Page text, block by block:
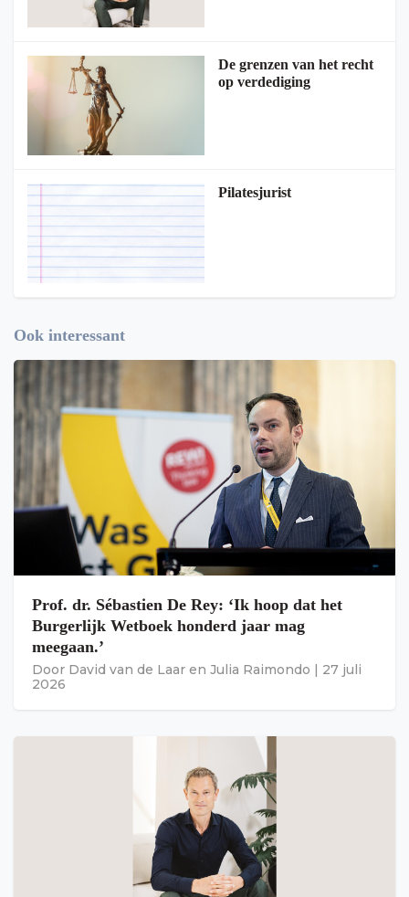
De grenzen van het recht
op verdediging
Pilatesjurist
Ook interessant
Prof. dr. Sébastien De Rey: ‘Ik hoop dat het
Burgerlijk Wetboek honderd jaar mag
meegaan.’
Door David van de Laar en Julia Raimondo | 27 juli
2026